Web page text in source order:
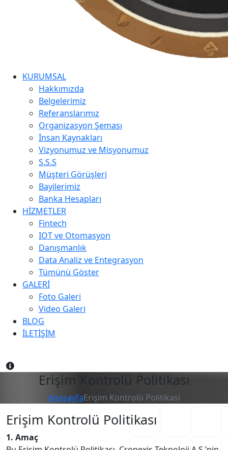
KURUMSAL
Hakkımızda
Belgelerimiz
Referanslarımız
Organizasyon Şeması
İnsan Kaynakları
Vizyonumuz ve Misyonumuz
S.S.S
Müşteri Görüşleri
Bayilerimiz
Banka Hesapları
HİZMETLER
Fintech
IOT ve Otomasyon
Danışmanlık
Data Analiz ve Entegrasyon
Tümünü Göster
GALERİ
Foto Galeri
Video Galeri
BLOG
İLETİŞİM
Erişim Kontrolü Politikası
AnasayfaErişim Kontrolü Politikası
Erişim Kontrolü Politikası
1. Amaç